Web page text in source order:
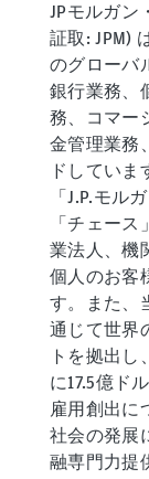
JPモルガン
証取: JPM)
のグローバ
銀行業務、
務、コマー
金管理業務
ドしていま
「J.P.モル
「チェー
業法人、機
個人のお客
す。また、
通じて世界
トを拠出
に17.5億ド
雇用創出に
社会の発展
融専門力提